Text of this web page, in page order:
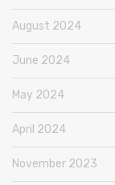
August 2024
June 2024
May 2024
April 2024
November 2023